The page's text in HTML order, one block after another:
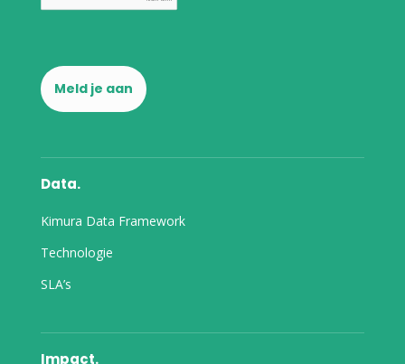
Meld je aan
Data.
Kimura Data Framework
Technologie
SLA’s
Impact.